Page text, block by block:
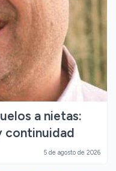
a nietas:
continuidad
5 de agosto de 2026